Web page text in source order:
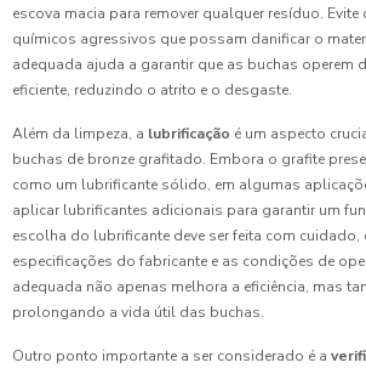
escova macia para remover qualquer resíduo.
químicos agressivos que possam danificar o
adequada ajuda a garantir que as buchas operem
eficiente, reduzindo o atrito e o desgaste.
Além da limpeza, a lubrificação é um aspecto
buchas de bronze grafitado. Embora o grafite
como um lubrificante sólido, em algumas
aplicar lubrificantes adicionais para garantir um
escolha do lubrificante deve ser feita com
especificações do fabricante e as condições de
adequada não apenas melhora a eficiência, mas
prolongando a vida útil das buchas.
Outro ponto importante a ser considerado é a